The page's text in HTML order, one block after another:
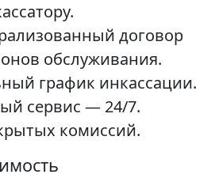
договор
обслуживания.
график инкассации.
сервис — 24/7.
комиссий.